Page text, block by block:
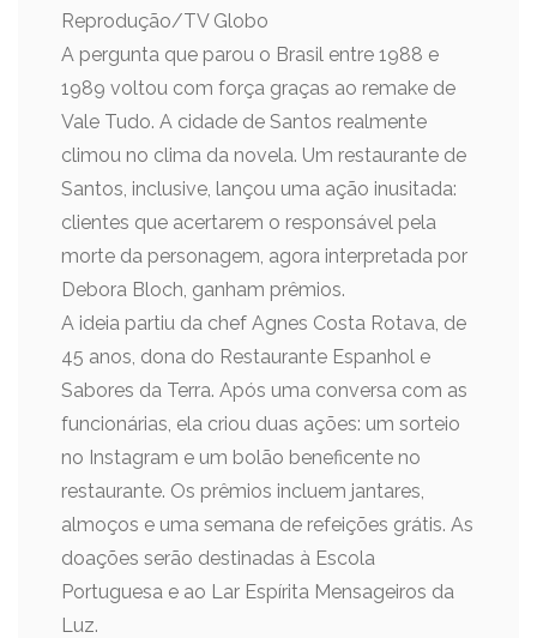
Reprodução/TV Globo
A pergunta que parou o Brasil entre 1988 e
1989 voltou com força graças ao remake de
Vale Tudo. A cidade de Santos realmente
climou no clima da novela. Um restaurante de
Santos, inclusive, lançou uma ação inusitada:
clientes que acertarem o responsável pela
morte da personagem, agora interpretada por
Debora Bloch, ganham prêmios.
A ideia partiu da chef Agnes Costa Rotava, de
45 anos, dona do Restaurante Espanhol e
Sabores da Terra. Após uma conversa com as
funcionárias, ela criou duas ações: um sorteio
no Instagram e um bolão beneficente no
restaurante. Os prêmios incluem jantares,
almoços e uma semana de refeições grátis. As
doações serão destinadas à Escola
Portuguesa e ao Lar Espírita Mensageiros da
Luz.